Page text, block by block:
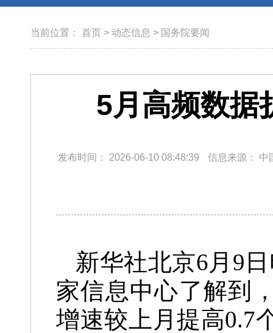
当前位置： 首页 > 动态信息 > 国务院要闻
5月高频数据
发布时间： 2026-06-10 08:48:39 信息来源： 中
新华社北京6月9
家信息中心了解到
增速较上月提高0.7